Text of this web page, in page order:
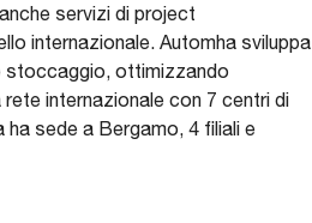
servizi di project
internazionale. Automha sviluppa
stoccaggio, ottimizzando
internazionale con 7 centri di
ha sede a Bergamo, 4 filiali e